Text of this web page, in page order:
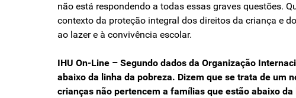
não está respondendo a todas essas graves questões.
contexto da proteção integral dos direitos da criança e
ao lazer e à convivência escolar.
IHU On-Line – Segundo dados da Organização
abaixo da linha da pobreza. Dizem que se trata de um
crianças não pertencem a famílias que estão abaixo